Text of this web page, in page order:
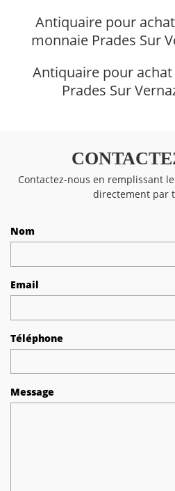
Antiquaire pour
monnaie Prades Sur
Antiquaire pour
Prades Sur
Contactez-nous en remplissant
directement par
Nom
Email
Téléphone
Message